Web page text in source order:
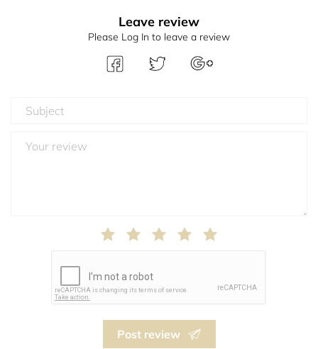
Leave review
Please Log In to leave a review
Post review